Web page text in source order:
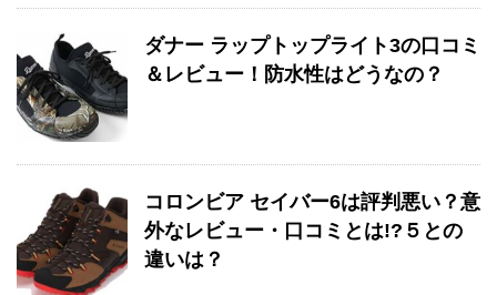
ダナー ラップトップライト3の口コミ
＆レビュー！防水性はどうなの？
コロンビア セイバー6は評判悪い？意
外なレビュー・口コミとは!?５との
違いは？